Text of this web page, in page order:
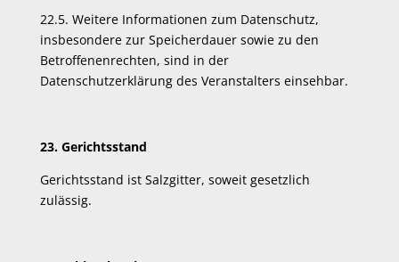
22.5. Weitere Informationen zum Datenschutz,
insbesondere zur Speicherdauer sowie zu den
Betroffenenrechten, sind in der
Datenschutzerklärung des Veranstalters einsehbar.
23. Gerichtsstand
Gerichtsstand ist Salzgitter, soweit gesetzlich
zulässig.